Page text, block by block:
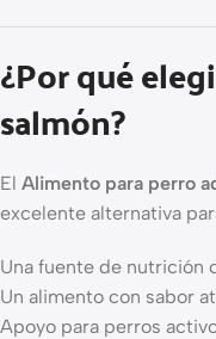
¿Por qué
salmón?
El Alimento para perro
excelente alternativa
Una fuente de nutrición
Un alimento con sabor
Apoyo para perros